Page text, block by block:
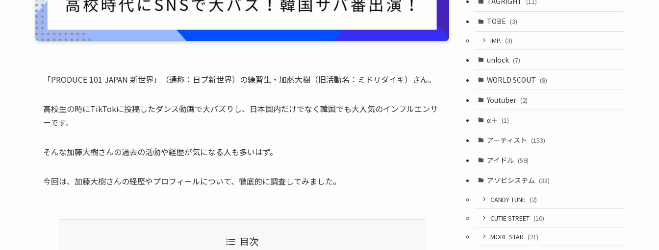
「PRODUCE 101 JAPAN 新世界」（通称：日プ新世界）の練習生・加藤大樹（旧活動名：ミドリダイキ）さん。
高校生の時にTikTokに投稿したダンス動画で大バズりし、日本国内だけでなく韓国でも大人気のインフルエンサ
ーです。
そんな加藤大樹さんの過去の活動や経歴が気になる人も多いはず。
今回は、加藤大樹さんの経歴やプロフィールについて、徹底的に調査してみました。
目次
TOBE (3)
IMP. (3)
unlock (7)
WORLD SCOUT (8)
Youtuber (2)
α＋ (1)
アーティスト (153)
アイドル (59)
アソビシステム (33)
CANDY TUNE (2)
CUTIE STREET (10)
MORE STAR (21)